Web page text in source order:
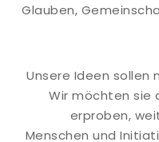
Glauben,
Unsere Ideen sollen
Wir möchten sie
erproben,
Menschen und